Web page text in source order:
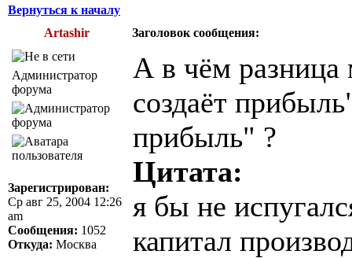
Вернуться к началу
Artashir
Заголовок сообщения:
Администратор
форума
Зарегистрирован:
Ср авг 25, 2004 12:26
am
Сообщения: 1052
Откуда: Москва
А в чём
создаёт
прибыль" ?
Цитата:
я бы не
капитал